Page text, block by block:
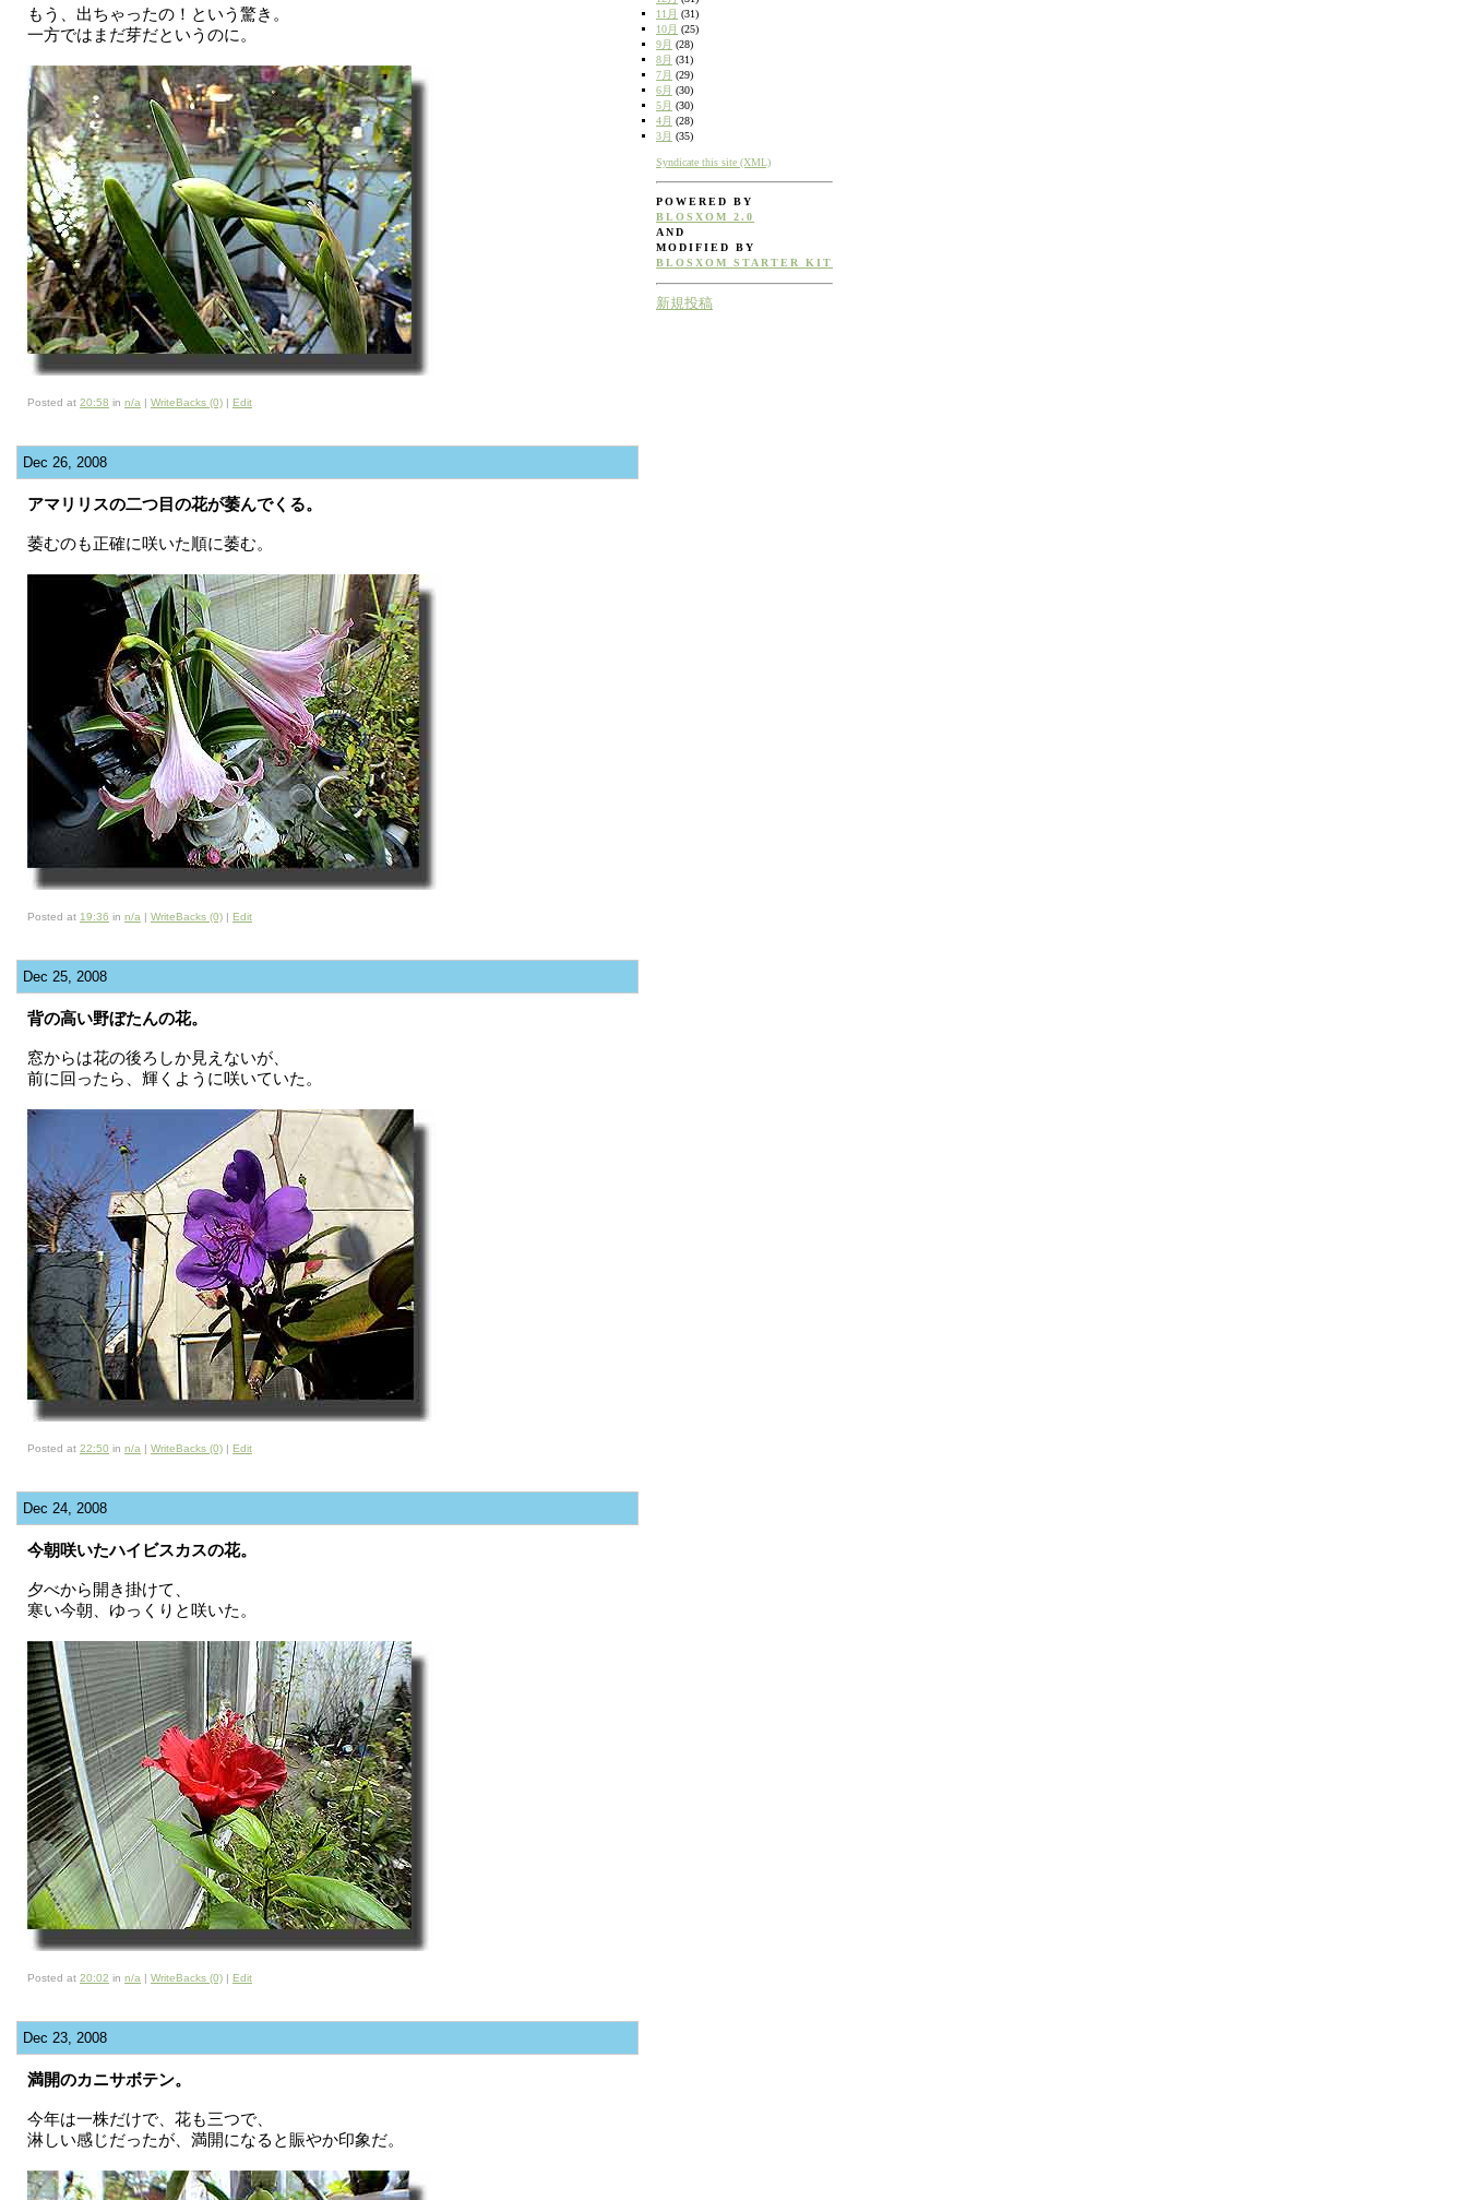
もう、出ちゃったの！という驚き。
一方ではまだ芽だというのに。
Posted at 20:58 in n/a | WriteBacks (0) | Edit
Dec 26, 2008
アマリリスの二つ目の花が萎んでくる。
萎むのも正確に咲いた順に萎む。
Posted at 19:36 in n/a | WriteBacks (0) | Edit
Dec 25, 2008
背の高い野ぼたんの花。
窓からは花の後ろしか見えないが、
前に回ったら、輝くように咲いていた。
Posted at 22:50 in n/a | WriteBacks (0) | Edit
Dec 24, 2008
今朝咲いたハイビスカスの花。
夕べから開き掛けて、
寒い今朝、ゆっくりと咲いた。
Posted at 20:02 in n/a | WriteBacks (0) | Edit
Dec 23, 2008
満開のカニサボテン。
今年は一株だけで、花も三つで、
淋しい感じだったが、満開になると賑やか印象だ。
11月 (31)
10月 (25)
9月 (28)
8月 (31)
7月 (29)
6月 (30)
5月 (30)
4月 (28)
3月 (35)
Syndicate this site (XML)
POWERED BY
BLOSXOM 2.0
AND
MODIFIED BY
BLOSXOM STARTER KIT
新規投稿